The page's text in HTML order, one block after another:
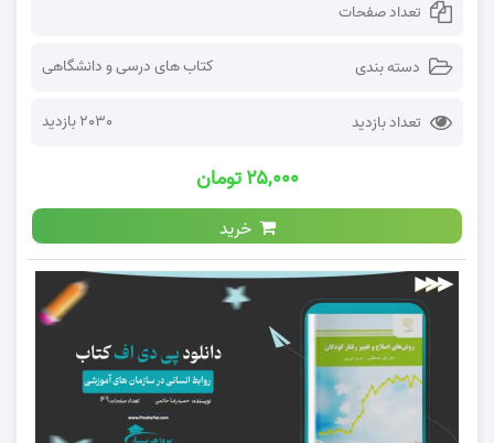
تعداد صفحات
دسته بندی کتاب های درسی و دانشگاهی
تعداد بازدید 2030 بازدید
۲۵,۰۰۰ تومان
خرید